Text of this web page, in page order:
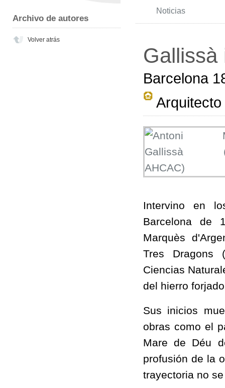
Archivo de autores
Volver atrás
Noticias
Gallissà
Barcelona
Arquitecto
Intervino en
Barcelona de
Marquès
Tres Dragons
Ciencias
del hierro
Sus inicios
obras como el
Mare de Déu
profusión de la
trayectoria no